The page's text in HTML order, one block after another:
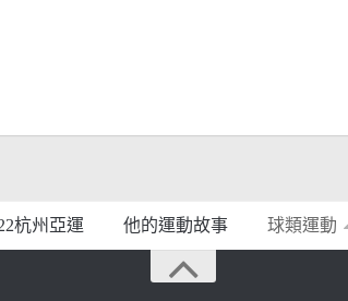
杭州亞運 他的運動故事 球類運動